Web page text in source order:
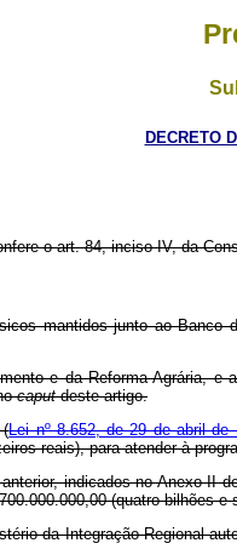
DECRETO
o art. 84, inciso IV, da
mantidos junto ao
e da Reforma Agrária,
caputdeste artigo.
(Lei nº 8.652, de 29 de abril de
reais), para atender à
indicados no Anexo II
(quatro bilhões
da Integração Regional